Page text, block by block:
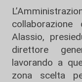
Alassio,
direttore
lavorando a
zona scelta